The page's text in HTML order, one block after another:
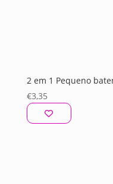
2 em 1 Pequeno
€3,35